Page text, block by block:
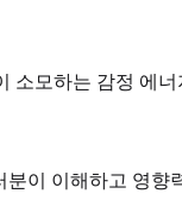
소모하는 감정 에
이 이해하고 영향